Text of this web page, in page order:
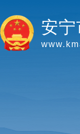
安